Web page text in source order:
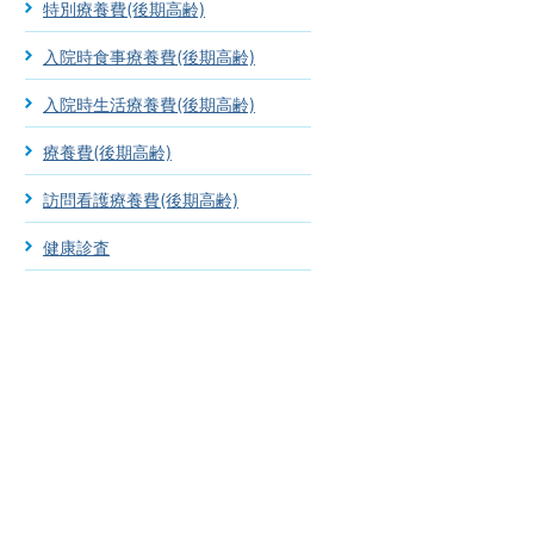
特別療養費(後期高齢)
入院時食事療養費(後期高齢)
入院時生活療養費(後期高齢)
療養費(後期高齢)
訪問看護療養費(後期高齢)
健康診査